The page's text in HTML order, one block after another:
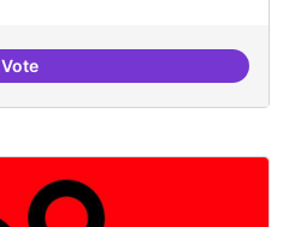
VoteResidències i governança